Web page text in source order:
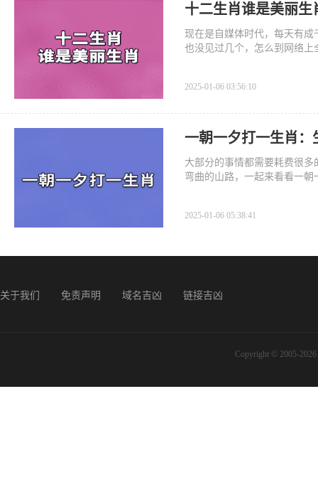
十二生肖谁是美丽
现在是自媒体时代，每天有
也没见过几个，怎么到网络
2025-01-06 03:56:10
一朝一夕打一生肖
大部分的事情都需要耗费很
弯曲的山路，一起来看看一朝
2025-01-06 05:38:41
关于我们 免责声明 域名吉凶 链接吉凶
Copyright © 2005-